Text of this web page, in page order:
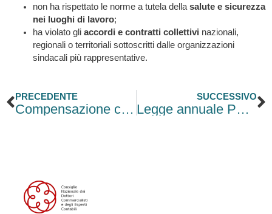
non ha rispettato le norme a tutela dellasalute e sicurezza
nei luoghi di lavoro;
ha violato gli accordi e contratti collettivi nazionali,
regionali o territoriali sottoscritti dalle organizzazioni
sindacali più rappresentative.
Precedente
PRECEDENTE
Compensazione crediti fiscali e debiti INPS-INAIL: scampato lo stop
SUCCESSIVO
Legge annuale PMI: approvate le modifiche, verso l’ok finale